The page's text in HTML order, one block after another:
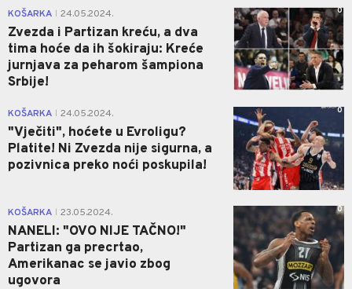
KOŠARKA 24.05.2024.
Zvezda i Partizan kreću, a dva
tima hoće da ih šokiraju: Kreće
jurnjava za peharom šampiona
Srbije!
0
KOŠARKA 24.05.2024.
"Vječiti", hoćete u Evroligu?
Platite! Ni Zvezda nije sigurna, a
pozivnica preko noći poskupila!
0
KOŠARKA 23.05.2024.
NANELI: "OVO NIJE TAČNO!"
Partizan ga precrtao,
Amerikanac se javio zbog
ugovora
0